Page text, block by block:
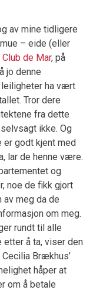
av mine tidligere
– eide (eller
Club de Mar, på
jo denne
leiligheter ha vært
Tror dere
fra dette
ikke. Og
er godt kjent med
lar de henne være.
og
noe de fikk gjort
av meg da de
om meg.
rundt til alle
etter å ta, viser den
Brækhus’
håper at
om å betale